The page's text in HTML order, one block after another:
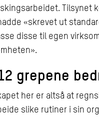
Tilsynet
«skrevet ut
disse til egen
grepene
her er altså at
slike rutiner i sin